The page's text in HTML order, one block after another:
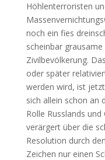
Höhlenterroristen
noch ein fies
scheinbar
Zivilbevölkerung.
oder später
werden wird, ist
sich allein schon an
Rolle Russlands
verärgert über die
Resolution durch
Zeichen nur einen